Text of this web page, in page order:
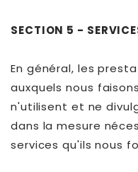
SECTION 5 -
En général, les
auxquels nous
n'utilisent et ne
dans la mesure
services qu'ils nous